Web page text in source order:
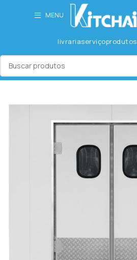
MENU
livrariaserviçoprodutos